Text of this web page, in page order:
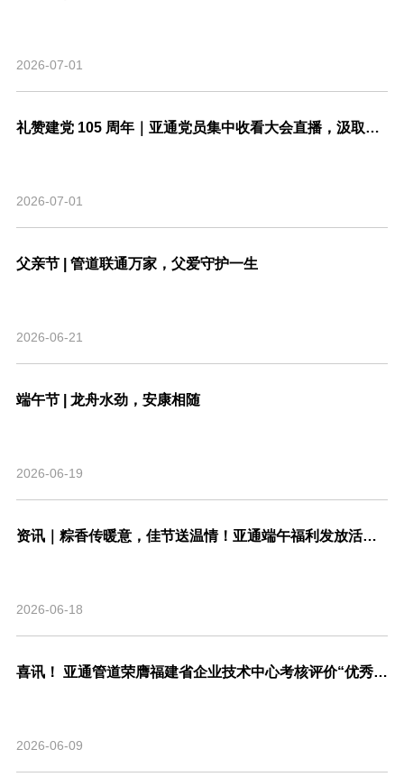
2026-07-01
礼赞建党 105 周年｜亚通党员集中收看大会直播，汲取奋进力量
2026-07-01
父亲节 | 管道联通万家，父爱守护一生
2026-06-21
端午节 | 龙舟水劲，安康相随
2026-06-19
资讯｜粽香传暖意，佳节送温情！亚通端午福利发放活动圆满结束！
2026-06-18
喜讯！ 亚通管道荣膺福建省企业技术中心考核评价“优秀”等级，系省内管道行业唯一！
2026-06-09